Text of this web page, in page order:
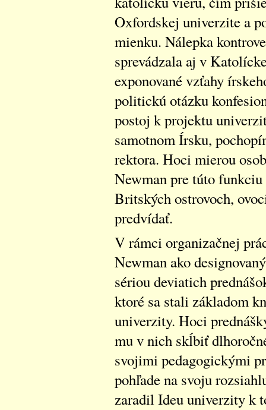
Oxfordskej univerzite a
mienku. Nálepka
sprevádzala aj v
exponované vzťahy
politickú otázku
postoj k projektu
samotnom Írsku,
rektora. Hoci mierou
Newman pre túto
Britských ostrovoch,
predvídať.
V rámci organizačnej
Newman ako
sériou deviatich
ktoré sa stali základom
univerzity. Hoci
mu v nich skĺbiť
svojimi pedagogickými
pohľade na svoju
zaradil Ideu univerzity k